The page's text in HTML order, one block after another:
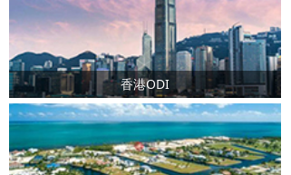
香港ODI